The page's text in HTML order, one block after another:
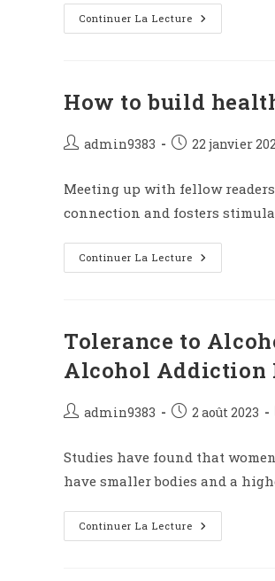
Continuer La Lecture
How to build
admin9383 22 janvier
Meeting up with fellow
connection and fosters
Continuer La Lecture
Tolerance to
Alcohol Addiction
admin9383 2 août 2023
Studies have found that
have smaller bodies and a
Continuer La Lecture